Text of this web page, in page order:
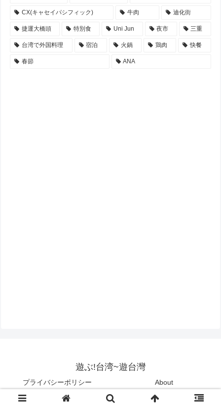
CX(キャセイパシフィック) 牛肉 迪化街
捷運大橋頭 特別食 Uni Jun 夜市 三重
台湾で外国料理 宿泊 火鍋 鶏肉 快餐
春節 ANA
遊ぶ!台湾~遊台灣
プライバシーポリシー About
Copyright © 2015-2026 遊ぶ!台湾~遊台灣 All Rights Reserved.